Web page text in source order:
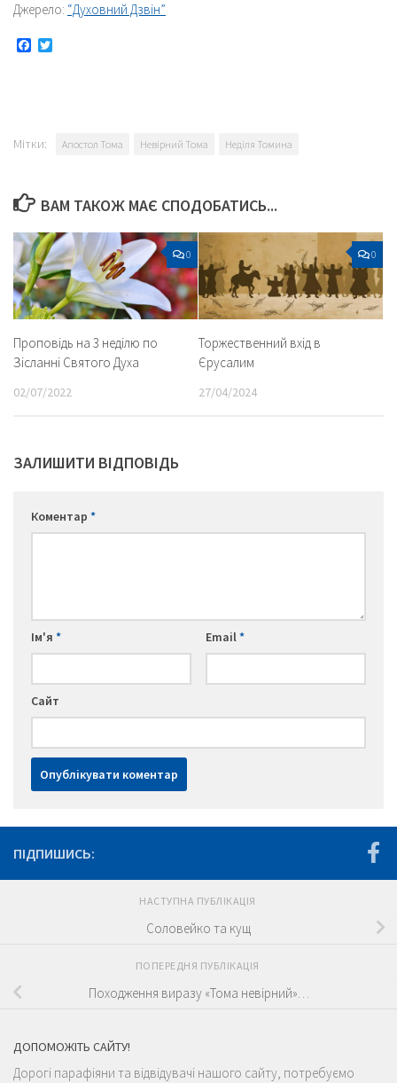
Джерело: “Духовний Дзвін”
Facebook
Мітки: Апостол Тома Невірний Тома Неділя Томина
ВАМ ТАКОЖ МАЄ СПОДОБАТИСЬ...
0
Проповідь на 3 неділю по
Зісланні Святого Духа
02/07/2022
0
Торжественний вхід в
Єрусалим
27/04/2024
ЗАЛИШИТИ ВІДПОВІДЬ
Коментар *
Ім'я * Email*
Сайт
ПІДПИШИСЬ:
НАСТУПНА ПУБЛІКАЦІЯ
Соловейко та кущ
ПОПЕРЕДНЯ ПУБЛІКАЦІЯ
Походження виразу «Тома невірний»…
ДОПОМОЖІТЬ САЙТУ!
Дорогі парафіяни та відвідувачі нашого сайту, потребуємо